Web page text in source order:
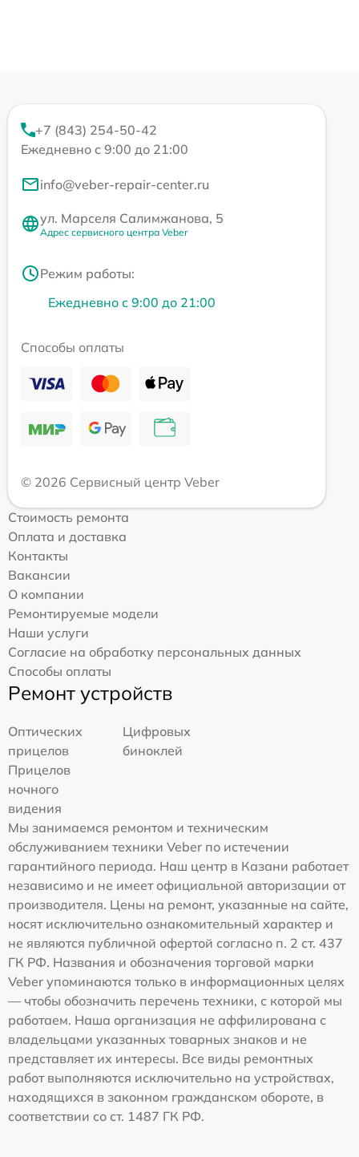
+7 (843) 254-50-42
Ежедневно с 9:00 до 21:00
info@veber-repair-center.ru
ул. Марселя Салимжанова, 5
Адрес сервисного центра Veber
Режим работы:
Ежедневно с 9:00 до 21:00
Способы оплаты
© 2026 Сервисный центр Veber
Стоимость ремонта
Оплата и доставка
Контакты
Вакансии
О компании
Ремонтируемые модели
Наши услуги
Согласие на обработку персональных данных
Способы оплаты
Ремонт устройств
Оптических
прицелов
Цифровых
биноклей
Прицелов
ночного
видения
Мы занимаемся ремонтом и техническим
обслуживанием техники Veber по истечении
гарантийного периода. Наш центр в Казани работает
независимо и не имеет официальной авторизации от
производителя. Цены на ремонт, указанные на сайте,
носят исключительно ознакомительный характер и
не являются публичной офертой согласно п. 2 ст. 437
ГК РФ. Названия и обозначения торговой марки
Veber упоминаются только в информационных целях
— чтобы обозначить перечень техники, с которой мы
работаем. Наша организация не аффилирована с
владельцами указанных товарных знаков и не
представляет их интересы. Все виды ремонтных
работ выполняются исключительно на устройствах,
находящихся в законном гражданском обороте, в
соответствии со ст. 1487 ГК РФ.